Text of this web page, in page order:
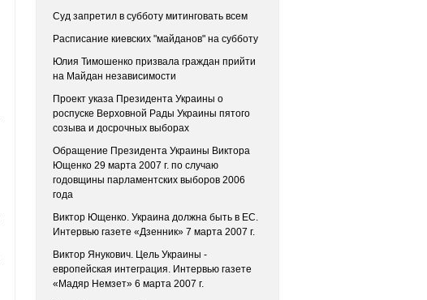
Суд запретил в субботу митинговать всем
Расписание киевских "майданов" на субботу
Юлия Тимошенко призвала граждан прийти
на Майдан независимости
Проект указа Президента Украины о
роспуске Верховной Рады Украины пятого
созыва и досрочных выборах
Обращение Президента Украины Виктора
Ющенко 29 марта 2007 г. по случаю
годовщины парламентских выборов 2006
года
Виктор Ющенко. Украина должна быть в ЕС.
Интервью газете «Дзенник» 7 марта 2007 г.
Виктор Янукович. Цель Украины -
европейская интеграция. Интервью газете
«Мадяр Немзет» 6 марта 2007 г.